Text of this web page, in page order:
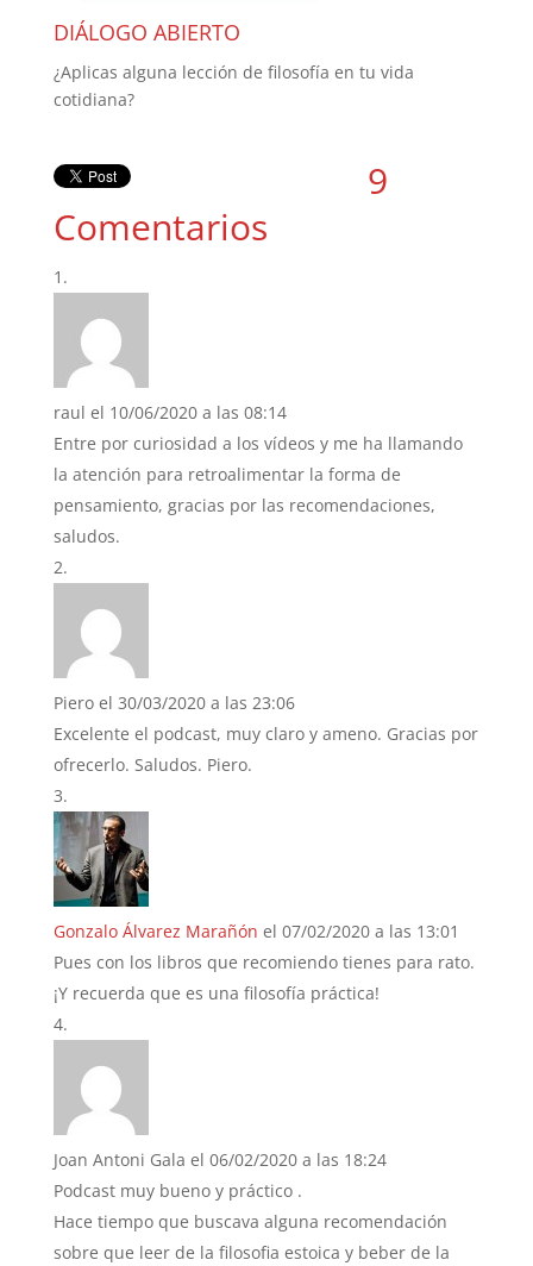
DIÁLOGO ABIERTO
¿Aplicas alguna lección de filosofía en tu vida
cotidiana?
9
Comentarios
raul el 10/06/2020 a las 08:14
Entre por curiosidad a los vídeos y me ha llamando
la atención para retroalimentar la forma de
pensamiento, gracias por las recomendaciones,
saludos.
Piero el 30/03/2020 a las 23:06
Excelente el podcast, muy claro y ameno. Gracias por
ofrecerlo. Saludos. Piero.
Gonzalo Álvarez Marañón el 07/02/2020 a las 13:01
Pues con los libros que recomiendo tienes para rato.
¡Y recuerda que es una filosofía práctica!
Joan Antoni Gala el 06/02/2020 a las 18:24
Podcast muy bueno y práctico .
Hace tiempo que buscava alguna recomendación
sobre que leer de la filosofia estoica y beber de la